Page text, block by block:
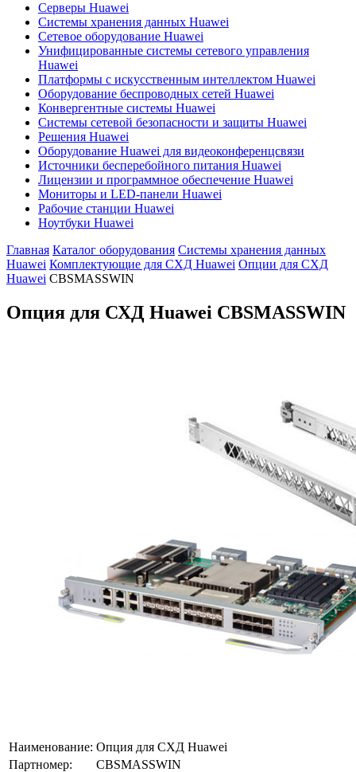
Серверы Huawei
Системы хранения данных Huawei
Сетевое оборудование Huawei
Унифицированные системы сетевого управления
Huawei
Платформы с искусственным интеллектом Huawei
Оборудование беспроводных сетей Huawei
Конвергентные системы Huawei
Системы сетевой безопасности и защиты Huawei
Решения Huawei
Оборудование Huawei для видеоконференцсвязи
Источники бесперебойного питания Huawei
Лицензии и программное обеспечение Huawei
Мониторы и LED-панели Huawei
Рабочие станции Huawei
Ноутбуки Huawei
Главная Каталог оборудования Системы хранения данных
Huawei Комплектующие для СХД Huawei Опции для СХД
Huawei CBSMASSWIN
Опция для СХД Huawei CBSMASSWIN
Наименование: Опция для СХД Huawei
Партномер:
CBSMASSWIN